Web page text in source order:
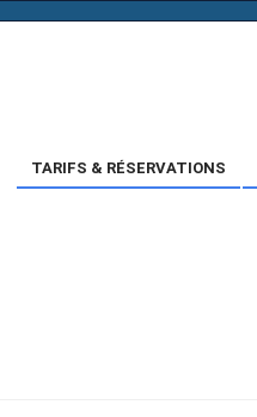
TARIFS & RÉSERVATIONS